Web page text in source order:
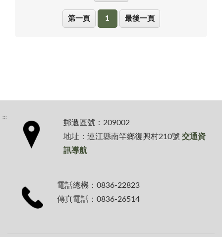
第一頁 1 最後一頁
:::
郵遞區號：209002
地址：連江縣南竿鄉復興村210號 交通資
訊導航
電話總機：0836-22823
傳真電話：0836-26514